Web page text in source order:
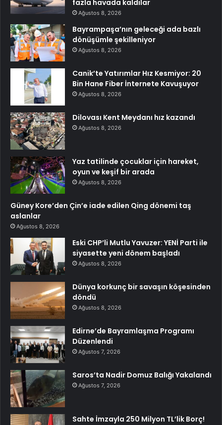
fazla havada kaldılar
Ağustos 8, 2026
Bayrampaşa’nın geleceği ada bazlı
dönüşümle şekilleniyor
Ağustos 8, 2026
Canik’te Yatırımlar Hız Kesmiyor: 20
Bin Hane Fiber İnternete Kavuşuyor
Ağustos 8, 2026
Dilovası Kent Meydanı hız kazandı
Ağustos 8, 2026
Yaz tatilinde çocuklar için hareket,
oyun ve keşif bir arada
Ağustos 8, 2026
Güney Kore’den Çin’e iade edilen Qing dönemi taş
aslanlar
Ağustos 8, 2026
Eski CHP’li Mutlu Yavuzer: YENİ Parti ile
siyasette yeni dönem başladı
Ağustos 8, 2026
Dünya korkunç bir savaşın köşesinden
döndü
Ağustos 8, 2026
Edirne’de Bayramlaşma Programı
Düzenlendi
Ağustos 7, 2026
Saros’ta Nadir Domuz Balığı Yakalandı
Ağustos 7, 2026
Sahte İmzayla 250 Milyon TL’lik Borç!